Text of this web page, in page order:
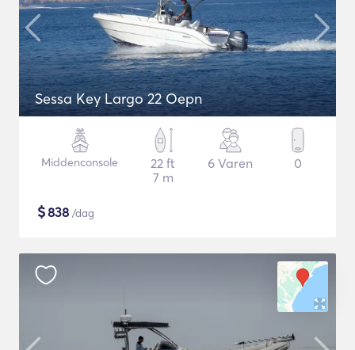
Sessa Key Largo 22 Oepn
Middenconsole
22 ft
7 m
6 Varen 0
$838 /dag